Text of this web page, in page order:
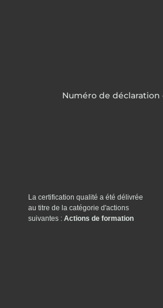
Numéro de déclaration
La certification qualité a été délivrée
au titre de la catégorie d'actions
suivantes : Actions de formation